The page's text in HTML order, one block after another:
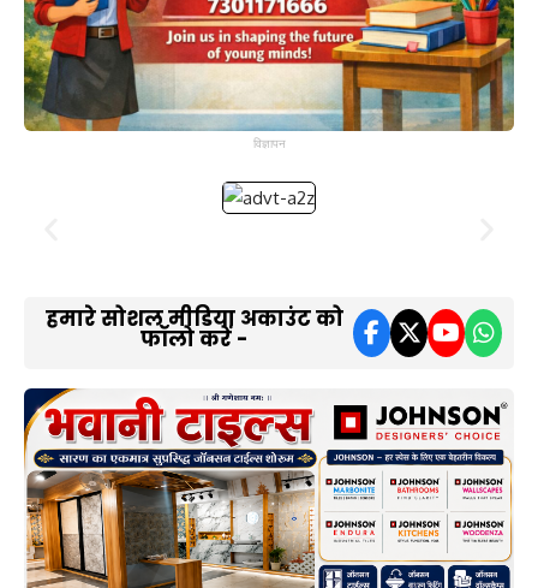
विज्ञापन
हमारे सोशल मीडिया अकाउंट को
फॉलो करें -